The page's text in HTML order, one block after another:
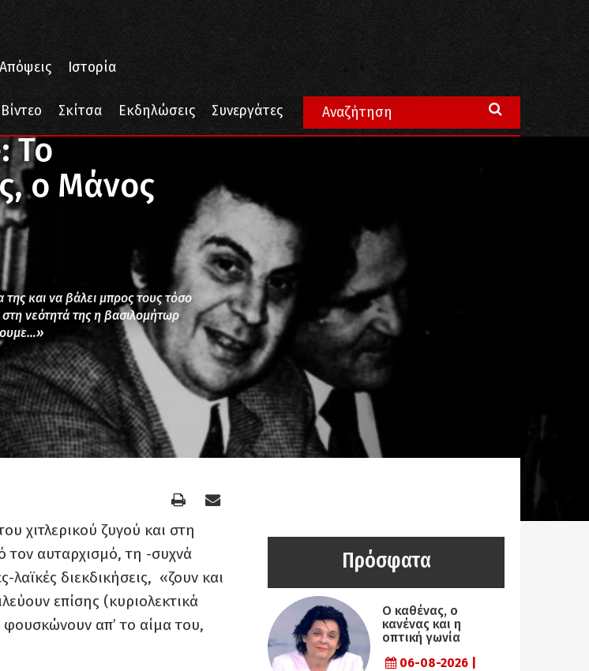
Απόψεις Ιστορία
Βίντεο Σκίτσα Εκδηλώσεις Συνεργάτες
Φρειδερίκης, ο Μάνος και ο Μίκης
Το
ο Μάνος
της και να βάλει μπρος τους τόσο
στη νεότητά της η βασιλομήτωρ
χιτλερικού ζυγού και στη
τον αυταρχισμό, τη -συχνά
λαϊκές διεκδικήσεις, «ζουν και
επίσης (κυριολεκτικά
απ’ το αίμα του,
Πρόσφατα
Ο καθένας, ο
κανένας και η
οπτική γωνία
06-08-2026 |